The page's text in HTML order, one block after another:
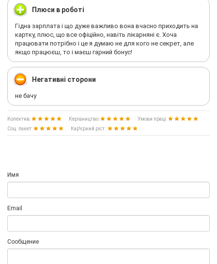
Плюси в роботі
Гідна зарплата і що дуже важливо вона вчасно приходить на
картку, плюс, що все офіційно, навіть лікарняні є. Хоча
працювати потрібно і це я думаю не для кого не секрет, але
якщо працюєш, то і маєш гарний бонус!
Негативні сторони
не бачу
Колектив: Керівництво:
Умови праці:
Соц. пакет:
Кар'єрний ріст :
Имя
Email
Сообщение